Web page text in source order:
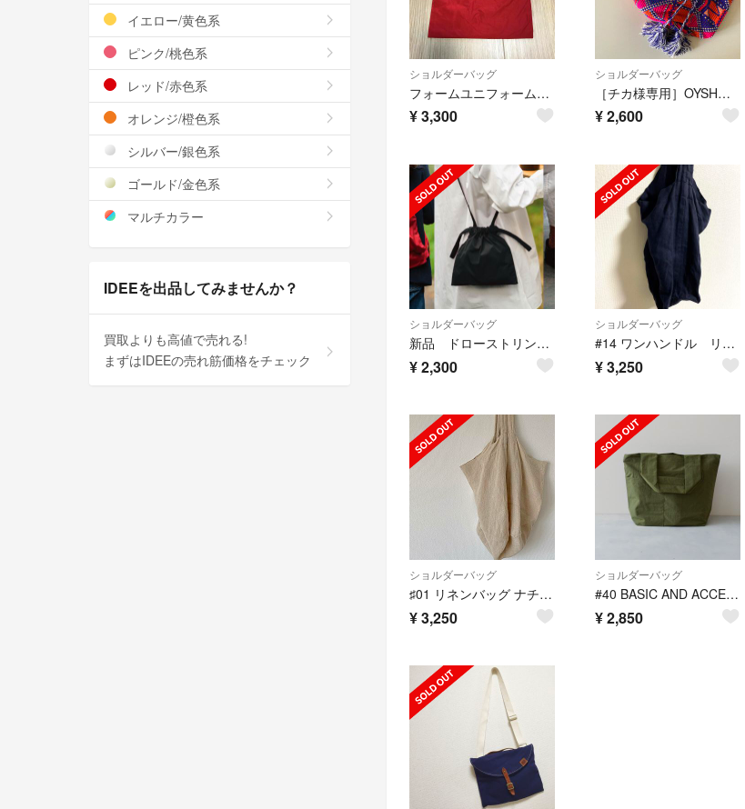
ショルダーバッグ
フォームユニフォーム 巾着 バッグ ＸＳ レッド
¥3,300
ショルダーバッグ
［チカ様専用］OYSHO カラフルバッグ
¥2,600
ショルダーバッグ
新品 ドローストリングバッグ ショルダー 巾着バッグ ミニバッグ
¥2,300
ショルダーバッグ
#14 ワンハンドル リネンバッグ ネイビー 新品 marché 期間限定販売
¥3,250
ショルダーバッグ
♯01 リネンバッグ ナチュラル 新品 marché 期間限定販売
¥3,250
ショルダーバッグ
#40 BASIC AND ACCENT ショルダーバッグ カーキ 期間限定販売
¥2,850
イエロー/黄色系
ピンク/桃色系
レッド/赤色系
オレンジ/橙色系
シルバー/銀色系
ゴールド/金色系
マルチカラー
IDEEを出品してみませんか？
買取よりも高値で売れる!
まずはIDEEの売れ筋価格をチェック